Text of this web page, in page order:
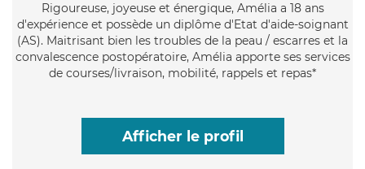
Rigoureuse, joyeuse et énergique, Amélia a 18 ans
d'expérience et possède un diplôme d'Etat d'aide-soignant
(AS). Maitrisant bien les troubles de la peau / escarres et la
convalescence postopératoire, Amélia apporte ses services
de courses/livraison, mobilité, rappels et repas*
Afficher le profil